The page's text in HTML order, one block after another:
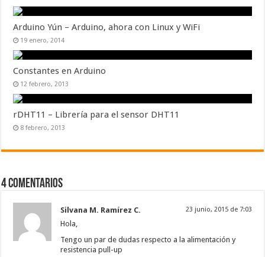
Arduino Yún – Arduino, ahora con Linux y WiFi
19 enero, 2014
Constantes en Arduino
12 febrero, 2013
rDHT11 – Librería para el sensor DHT11
8 febrero, 2013
4 Comentarios
Silvana M. Ramírez C. 23 junio, 2015 de 7:03
Hola,
Tengo un par de dudas respecto a la alimentación y
resistencia pull-up